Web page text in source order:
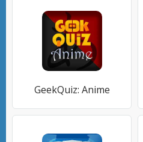
GeekQuiz: Anime